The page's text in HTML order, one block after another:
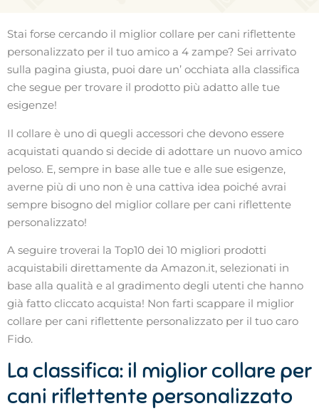
Stai forse cercando il miglior collare per cani riflettente
personalizzato per il tuo amico a 4 zampe? Sei arrivato
sulla pagina giusta, puoi dare un’ occhiata alla classifica
che segue per trovare il prodotto più adatto alle tue
esigenze!
Il collare è uno di quegli accessori che devono essere
acquistati quando si decide di adottare un nuovo amico
peloso. E, sempre in base alle tue e alle sue esigenze,
averne più di uno non è una cattiva idea poiché avrai
sempre bisogno del miglior collare per cani riflettente
personalizzato!
A seguire troverai la Top10 dei 10 migliori prodotti
acquistabili direttamente da Amazon.it, selezionati in
base alla qualità e al gradimento degli utenti che hanno
già fatto cliccato acquista! Non farti scappare il miglior
collare per cani riflettente personalizzato per il tuo caro
Fido.
La classifica: il miglior collare per
cani riflettente personalizzato